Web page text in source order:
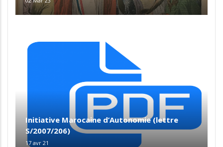
Initiative Marocaine d’Autonomie (lettre
S/2007/206)
17 avr 21